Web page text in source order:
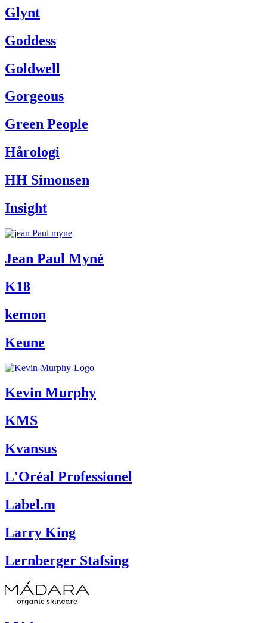
Glynt
Goddess
Goldwell
Gorgeous
Green People
Hårologi
HH Simonsen
Insight
Jean Paul Myné
K18
kemon
Keune
Kevin Murphy
KMS
Kvansus
L'Oréal Professionel
Label.m
Larry King
Lernberger Stafsing